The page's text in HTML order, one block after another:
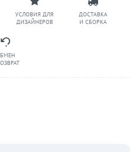
УСЛОВИЯ ДЛЯ
ДИЗАЙНЕРОВ
ДОСТАВКА
И СБОРКА